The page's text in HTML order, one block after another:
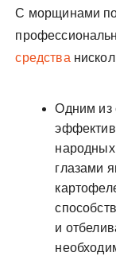
С морщинами
средства
Одним из
глазами
и